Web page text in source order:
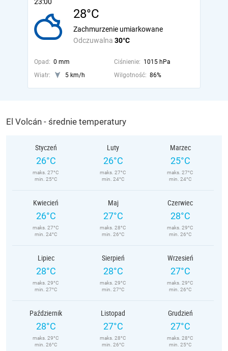
28°C
Odczuwalna 30°C
Zachmurzenie umiarkowane
Opad: 0 mm Ciśnienie: 1015 hPa
Wiatr:
5 km/h Wilgotność: 86%
El Volcán - średnie temperatury
Styczeń
26°C
maks. 27°C
min. 25°C
Luty
26°C
maks. 27°C
min. 24°C
Marzec
25°C
maks. 27°C
min. 24°C
Kwiecień
26°C
maks. 27°C
min. 24°C
Maj
27°C
maks. 28°C
min. 26°C
Czerwiec
28°C
maks. 29°C
min. 26°C
Lipiec
28°C
maks. 29°C
min. 27°C
Sierpień
28°C
maks. 29°C
min. 27°C
Wrzesień
27°C
maks. 29°C
min. 26°C
Październik
28°C
maks. 29°C
min. 26°C
Listopad
27°C
maks. 28°C
min. 26°C
Grudzień
27°C
maks. 28°C
min. 25°C